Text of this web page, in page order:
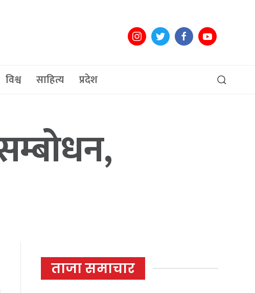
विश्व साहित्य प्रदेश
ताजा समाचार